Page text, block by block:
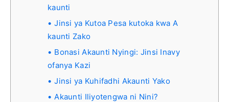
kaunti
Jinsi ya Kutoa Pesa kutoka kwa A
kaunti Zako
Bonasi Akaunti Nyingi: Jinsi Inavy
ofanya Kazi
Jinsi ya Kuhifadhi Akaunti Yako
Akaunti Iliyotengwa ni Nini?